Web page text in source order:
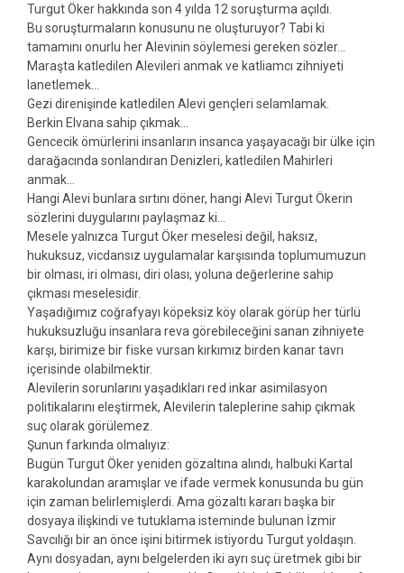
Turgut Öker hakkında son 4 yılda 12 soruşturma açıldı.
Bu soruşturmaların konusunu ne oluşturuyor? Tabi ki
tamamını onurlu her Alevinin söylemesi gereken sözler…
Maraşta katledilen Alevileri anmak ve katliamcı zihniyeti
lanetlemek…
Gezi direnişinde katledilen Alevi gençleri selamlamak.
Berkin Elvana sahip çıkmak…
Gencecik ömürlerini insanların insanca yaşayacağı bir ülke için
darağacında sonlandıran Denizleri, katledilen Mahirleri
anmak…
Hangi Alevi bunlara sırtını döner, hangi Alevi Turgut Ökerin
sözlerini duygularını paylaşmaz ki…
Mesele yalnızca Turgut Öker meselesi değil, haksız,
hukuksuz, vicdansız uygulamalar karşısında toplumumuzun
bir olması, iri olması, diri olası, yoluna değerlerine sahip
çıkması meselesidir.
Yaşadığımız coğrafyayı köpeksiz köy olarak görüp her türlü
hukuksuzluğu insanlara reva görebileceğini sanan zihniyete
karşı, birimize bir fiske vursan kırkımız birden kanar tavrı
içerisinde olabilmektir.
Alevilerin sorunlarını yaşadıkları red inkar asimilasyon
politikalarını eleştirmek, Alevilerin taleplerine sahip çıkmak
suç olarak görülemez.
Şunun farkında olmalıyız:
Bugün Turgut Öker yeniden gözaltına alındı, halbuki Kartal
karakolundan aramışlar ve ifade vermek konusunda bu gün
için zaman belirlemişlerdi. Ama gözaltı kararı başka bir
dosyaya ilişkindi ve tutuklama isteminde bulunan İzmir
Savcılığı bir an önce işini bitirmek istiyordu Turgut yoldaşın.
Aynı dosyadan, aynı belgelerden iki ayrı suç üretmek gibi bir